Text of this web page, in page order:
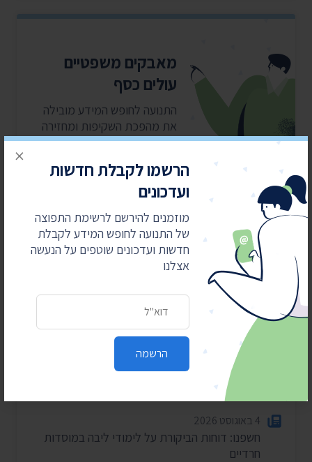
הרשמו לקבלת חדשות
ועדכונים
מוזמנים להירשם לרשימת התפוצה
של התנועה לחופש המידע לקבלת
חדשות ועדכונים שוטפים על הנעשה
אצלנו
הרשמה
×
מאבקים משפטיים
עולים כסף
התנועה לחופש המידע מובילה
את מהפכת השקיפות ומחזירה
את המידע לציבור. כדי שנוכל
לתמיכתם
כן, אני רוצה לתמוך
חדשות אחרונות
4 באוגוסט 2026
חשפנו: דוחות הביקורת על לימודי ליבה במוסדות
חרדיים